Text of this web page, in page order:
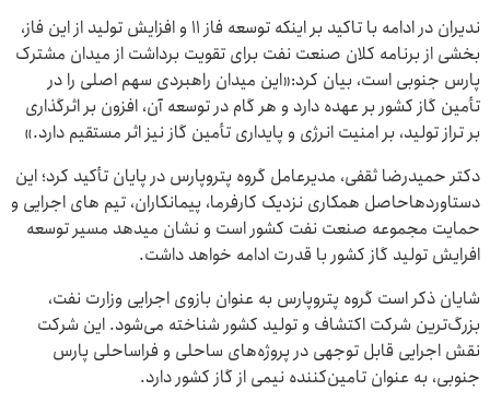
ندیران در ادامه با تاکید بر اینکه توسعه فاز ۱۱ و افزایش تولید از این فاز،
بخشی از برنامه کلان صنعت نفت برای تقویت برداشت از میدان مشترک
پارس جنوبی است، بیان کرد:«این میدان راهبردی سهم اصلی را در
تأمین گاز کشور بر عهده دارد و هر گام در توسعه آن، افزون بر اثرگذاری
بر تراز تولید، بر امنیت انرژی و پایداری تأمین گاز نیز اثر مستقیم دارد.»
دکتر حمیدرضا ثقفی، مدیرعامل گروه پتروپارس در پایان تأکید کرد؛ این
دستاوردهاحاصل همکاری نزدیک کارفرما، پیمانکاران، تیم های اجرایی و
حمایت مجموعه صنعت نفت کشور است و نشان میدهد مسیر توسعه
افرایش تولید گاز کشور با قدرت ادامه خواهد داشت.
شایان ذکر است گروه پتروپارس به عنوان بازوی اجرایی وزارت نفت،
بزرگ‌ترین شرکت اکتشاف و تولید کشور شناخته می‌شود. این شرکت
نقش اجرایی قابل توجهی در پروژه‌های ساحلی و فراساحلی پارس
جنوبی، به عنوان تامین‌کننده نیمی از گاز کشور دارد.